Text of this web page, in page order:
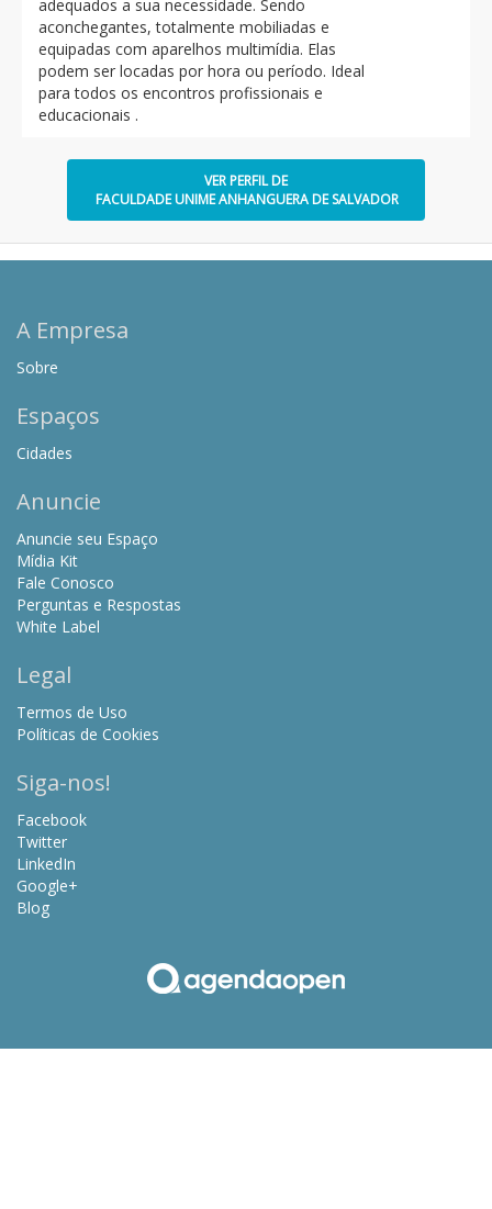
adequados a sua necessidade. Sendo
aconchegantes, totalmente mobiliadas e
equipadas com aparelhos multimídia. Elas
podem ser locadas por hora ou período. Ideal
para todos os encontros profissionais e
educacionais .
VER PERFIL DE
FACULDADE UNIME ANHANGUERA DE SALVADOR
A Empresa
Sobre
Espaços
Cidades
Anuncie
Anuncie seu Espaço
Mídia Kit
Fale Conosco
Perguntas e Respostas
White Label
Legal
Termos de Uso
Políticas de Cookies
Siga-nos!
Facebook
Twitter
LinkedIn
Google+
Blog